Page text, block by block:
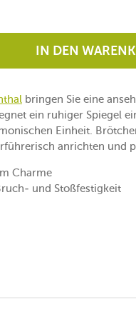
IN DEN
bringen Sie eine
ein ruhiger Spiegel
Einheit.
anrichten und
Charme
und Stoßfestigkeit